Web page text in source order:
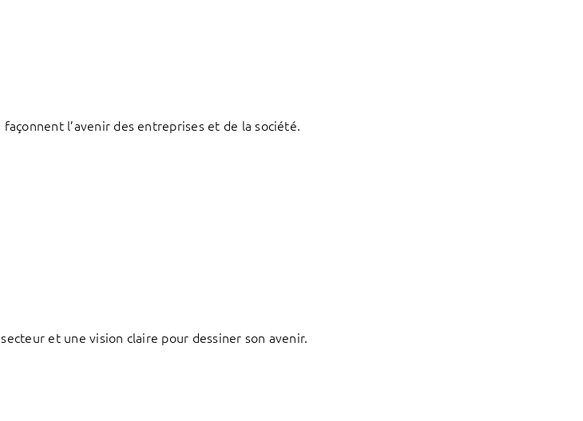
l’avenir des entreprises et de la société.
et une vision claire pour dessiner son avenir.